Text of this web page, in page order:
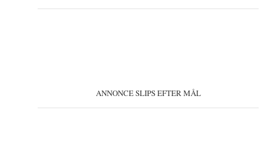
ANNONCE SLIPS EFTER MÅL